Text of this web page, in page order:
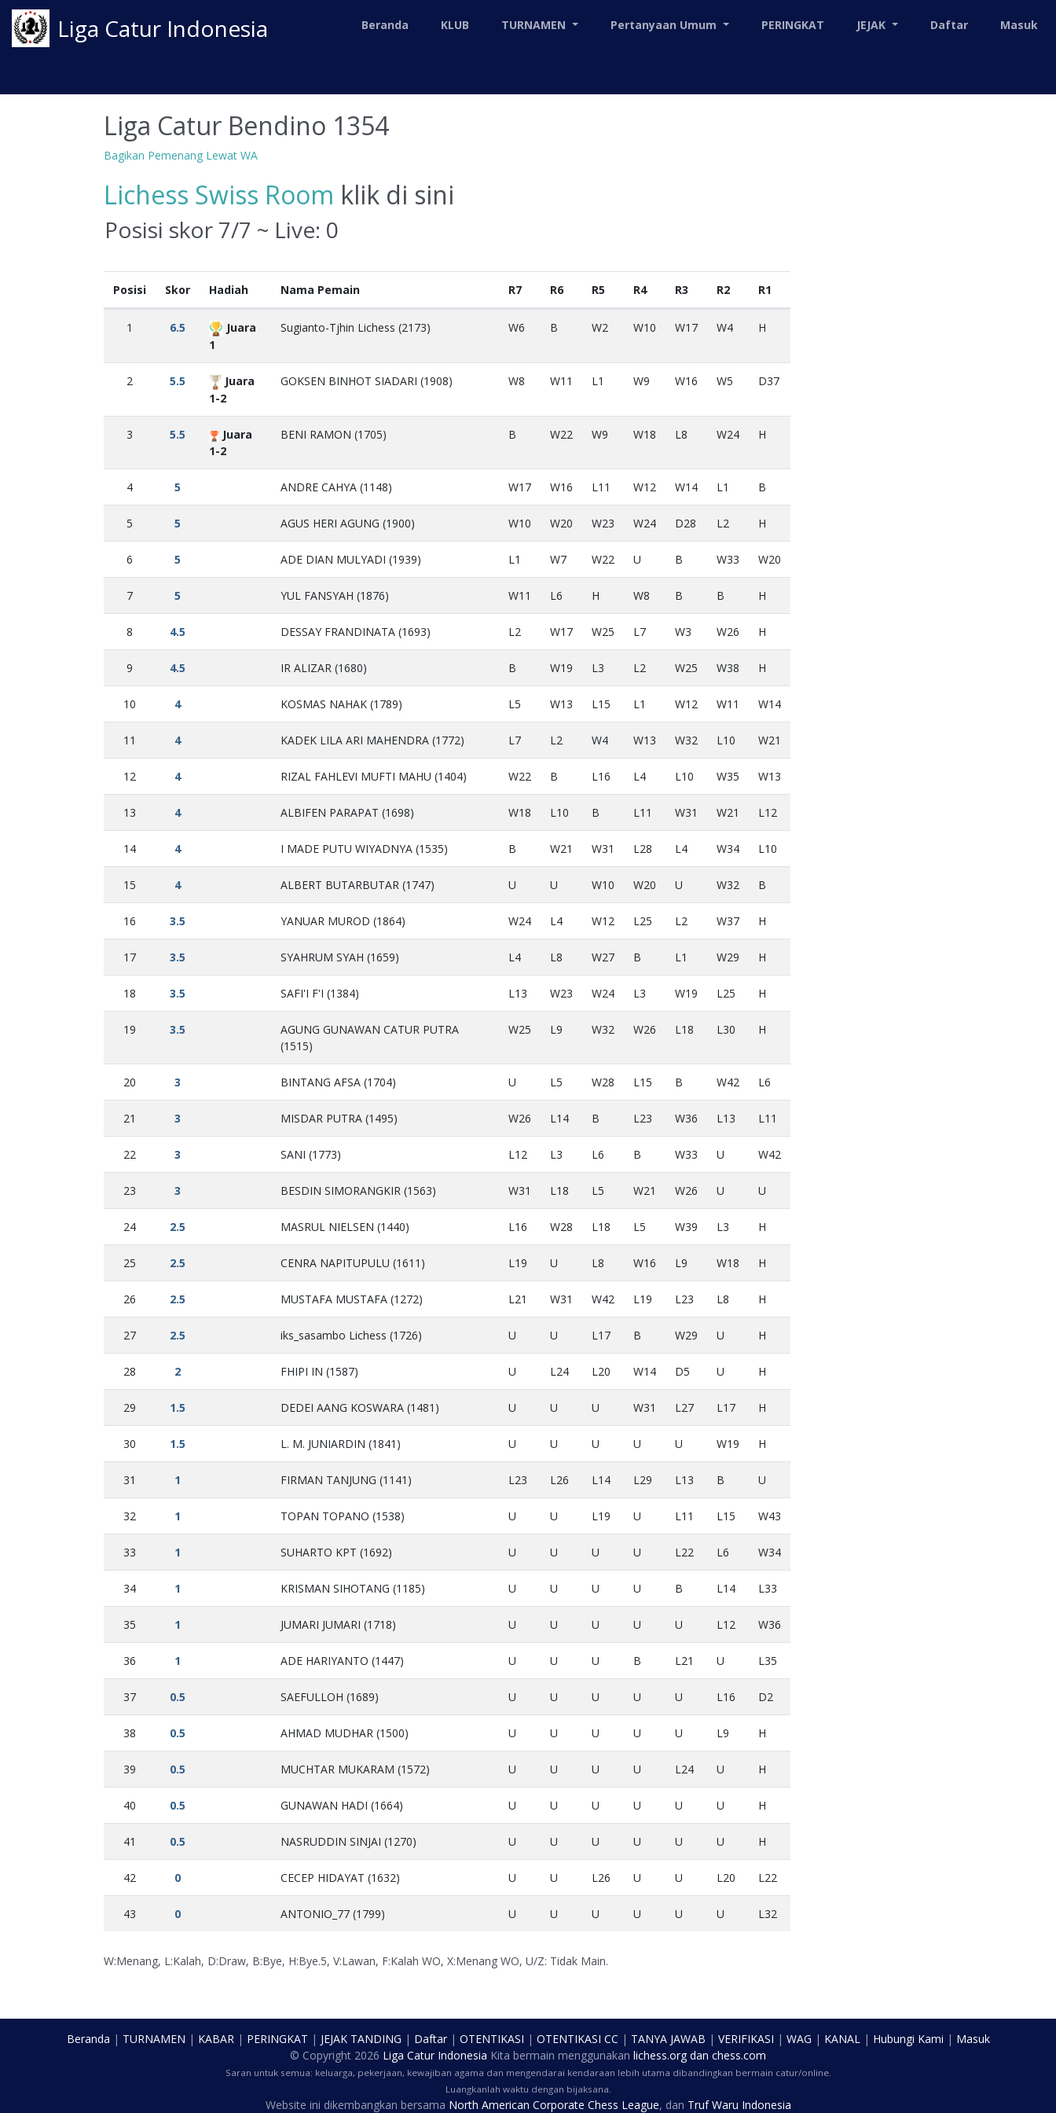
Liga Catur Indonesia Beranda KLUB TURNAMEN Pertanyaan Umum PERINGKAT JEJAK Daftar Masuk
Liga Catur Bendino 1354
Bagikan Pemenang Lewat WA
Lichess Swiss Room klik di sini
Posisi skor 7/7 ~ Live: 0
Posisi Skor Hadiah Nama Pemain R7 R6 R5 R4 R3 R2 R1
1 6.5
Juara
1
Sugianto-Tjhin Lichess (2173) W6 B W2 W10 W17 W4 H
2 5.5
Juara
1-2
GOKSEN BINHOT SIADARI (1908) W8 W11 L1 W9 W16 W5 D37
3 5.5
Juara
1-2
BENI RAMON (1705) B W22 W9 W18 L8 W24 H
4 5 ANDRE CAHYA (1148) W17 W16 L11 W12 W14 L1 B
5 5 AGUS HERI AGUNG (1900) W10 W20 W23 W24 D28 L2 H
6 5 ADE DIAN MULYADI (1939) L1 W7 W22 U B W33 W20
7 5 YUL FANSYAH (1876) W11 L6 H W8 B B H
8 4.5 DESSAY FRANDINATA (1693) L2 W17 W25 L7 W3 W26 H
9 4.5 IR ALIZAR (1680) B W19 L3 L2 W25 W38 H
10 4 KOSMAS NAHAK (1789) L5 W13 L15 L1 W12 W11 W14
11 4 KADEK LILA ARI MAHENDRA (1772) L7 L2 W4 W13 W32 L10 W21
12 4 RIZAL FAHLEVI MUFTI MAHU (1404) W22 B L16 L4 L10 W35 W13
13 4 ALBIFEN PARAPAT (1698) W18 L10 B L11 W31 W21 L12
14 4 I MADE PUTU WIYADNYA (1535) B W21 W31 L28 L4 W34 L10
15 4 ALBERT BUTARBUTAR (1747) U U W10 W20 U W32 B
16 3.5 YANUAR MUROD (1864) W24 L4 W12 L25 L2 W37 H
17 3.5 SYAHRUM SYAH (1659) L4 L8 W27 B L1 W29 H
18 3.5 SAFI'I F'I (1384) L13 W23 W24 L3 W19 L25 H
19 3.5
AGUNG GUNAWAN CATUR PUTRA
(1515)
W25 L9 W32 W26 L18 L30 H
20 3 BINTANG AFSA (1704) U L5 W28 L15 B W42 L6
21 3 MISDAR PUTRA (1495) W26 L14 B L23 W36 L13 L11
22 3 SANI (1773) L12 L3 L6 B W33 U W42
23 3 BESDIN SIMORANGKIR (1563) W31 L18 L5 W21 W26 U U
24 2.5 MASRUL NIELSEN (1440) L16 W28 L18 L5 W39 L3 H
25 2.5 CENRA NAPITUPULU (1611) L19 U L8 W16 L9 W18 H
26 2.5 MUSTAFA MUSTAFA (1272) L21 W31 W42 L19 L23 L8 H
27 2.5 iks_sasambo Lichess (1726) U U L17 B W29 U H
28 2 FHIPI IN (1587) U L24 L20 W14 D5 U H
29 1.5 DEDEI AANG KOSWARA (1481) U U U W31 L27 L17 H
30 1.5 L. M. JUNIARDIN (1841) U U U U U W19 H
31 1 FIRMAN TANJUNG (1141) L23 L26 L14 L29 L13 B U
32 1 TOPAN TOPANO (1538) U U L19 U L11 L15 W43
33 1 SUHARTO KPT (1692) U U U U L22 L6 W34
34 1 KRISMAN SIHOTANG (1185) U U U U B L14 L33
35 1 JUMARI JUMARI (1718) U U U U U L12 W36
36 1 ADE HARIYANTO (1447) U U U B L21 U L35
37 0.5 SAEFULLOH (1689) U U U U U L16 D2
38 0.5 AHMAD MUDHAR (1500) U U U U U L9 H
39 0.5 MUCHTAR MUKARAM (1572) U U U U L24 U H
40 0.5 GUNAWAN HADI (1664) U U U U U U H
41 0.5 NASRUDDIN SINJAI (1270) U U U U U U H
42 0 CECEP HIDAYAT (1632) U U L26 U U L20 L22
43 0 ANTONIO_77 (1799) U U U U U U L32
W:Menang, L:Kalah, D:Draw, B:Bye, H:Bye.5, V:Lawan, F:Kalah WO, X:Menang WO, U/Z: Tidak Main.
Beranda | TURNAMEN | KABAR| PERINGKAT | JEJAK TANDING | Daftar| OTENTIKASI | OTENTIKASI CC | TANYA JAWAB | VERIFIKASI | WAG | KANAL| Hubungi Kami | Masuk
© Copyright 2026 Liga Catur Indonesia Kita bermain menggunakan lichess.org dan chess.com
Saran untuk semua: keluarga, pekerjaan, kewajiban agama dan mengendarai kendaraan lebih utama dibandingkan bermain catur/online.
Luangkanlah waktu dengan bijaksana.
Website ini dikembangkan bersama North American Corporate Chess League, dan Truf Waru Indonesia